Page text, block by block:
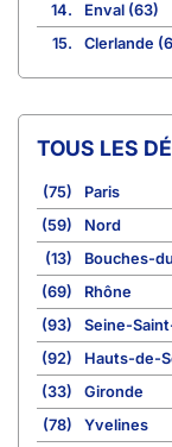
14.
Enval (63)
15.
Clerlande
TOUS LES
(75)
Paris
(59)
Nord
(13)
Bouches-
(69)
Rhône
(93)
Seine-
(92)
Hauts-de-
(33)
Gironde
(78)
Yvelines